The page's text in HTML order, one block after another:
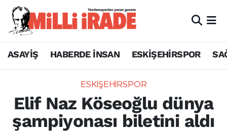
ASAYİŞ HABERDE İNSAN ESKİŞEHİRSPOR
ESKİŞEHİRSPOR
Elif Naz Köseoğlu dünya
şampiyonası biletini aldı